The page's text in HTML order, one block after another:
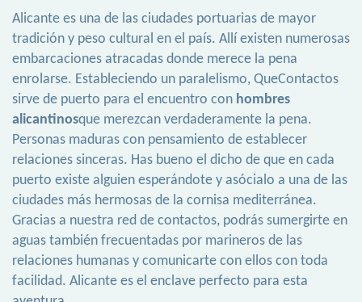
Alicante es una de las ciudades portuarias de mayor
tradición y peso cultural en el país. Allí existen numerosas
embarcaciones atracadas donde merece la pena
enrolarse. Estableciendo un paralelismo, QueContactos
sirve de puerto para el encuentro con hombres
alicantinosque merezcan verdaderamente la pena.
Personas maduras con pensamiento de establecer
relaciones sinceras. Has bueno el dicho de que en cada
puerto existe alguien esperándote y asócialo a una de las
ciudades más hermosas de la cornisa mediterránea.
Gracias a nuestra red de contactos, podrás sumergirte en
aguas también frecuentadas por marineros de las
relaciones humanas y comunicarte con ellos con toda
facilidad. Alicante es el enclave perfecto para esta